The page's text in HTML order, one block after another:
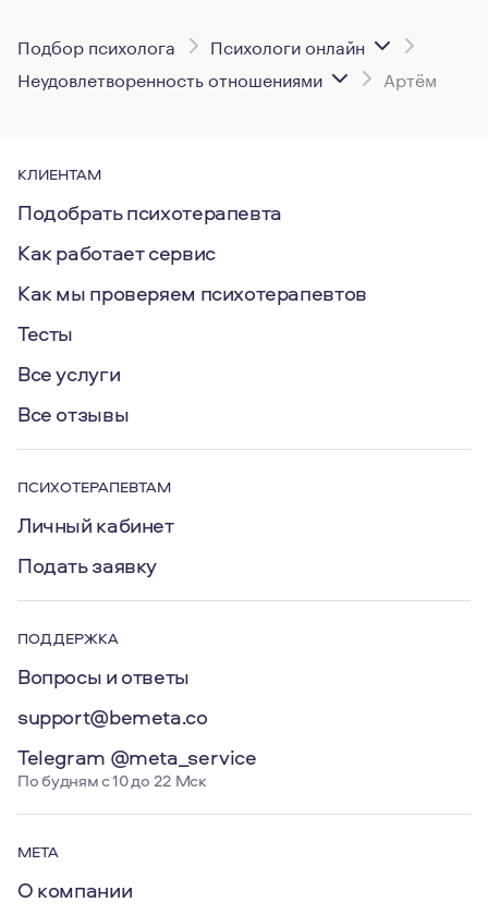
Подбор психолога
Психологи онлайн
Неудовлетворенность отношениями
Артём
КЛИЕНТАМ
Подобрать психотерапевта
Как работает сервис
Как мы проверяем психотерапевтов
Тесты
Все услуги
Все отзывы
ПСИХОТЕРАПЕВТАМ
Личный кабинет
Подать заявку
ПОДДЕРЖКА
Вопросы и ответы
support@bemeta.co
Telegram @meta_service
По будням с 10 до 22 Мск
МЕТА
О компании